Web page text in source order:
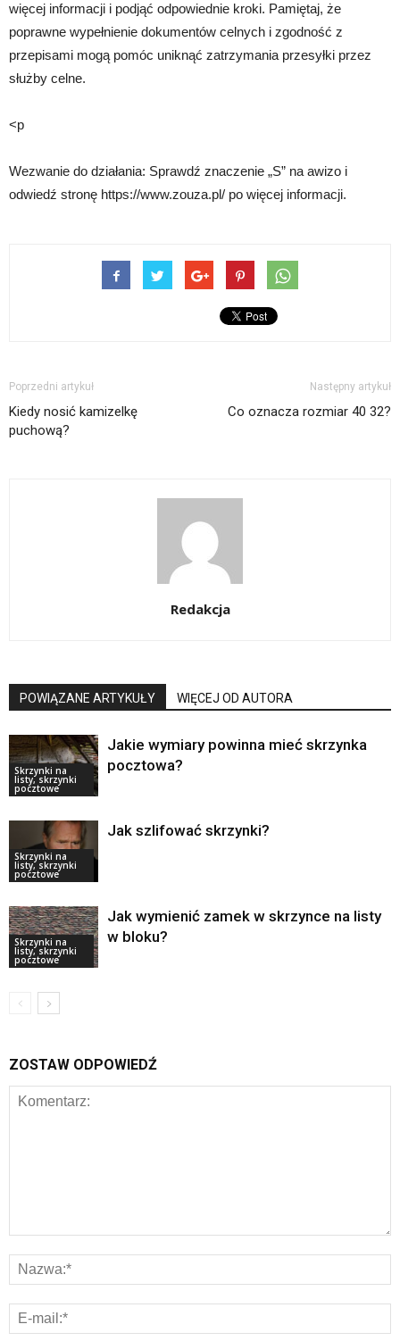
więcej informacji i podjąć odpowiednie kroki. Pamiętaj, że
poprawne wypełnienie dokumentów celnych i zgodność z
przepisami mogą pomóc uniknąć zatrzymania przesyłki przez
służby celne.
<p
Wezwanie do działania: Sprawdź znaczenie „S” na awizo i
odwiedź stronę https://www.zouza.pl/ po więcej informacji.
Poprzedni artykuł
Kiedy nosić kamizelkę
puchową?
Następny artykuł
Co oznacza rozmiar 40 32?
Redakcja
POWIĄZANE ARTYKUŁY WIĘCEJ OD AUTORA
Skrzynki na
listy, skrzynki
pocztowe
Jakie wymiary powinna mieć skrzynka
pocztowa?
Skrzynki na
listy, skrzynki
pocztowe
Jak szlifować skrzynki?
Skrzynki na
listy, skrzynki
pocztowe
Jak wymienić zamek w skrzynce na listy
w bloku?
ZOSTAW ODPOWIEDŹ